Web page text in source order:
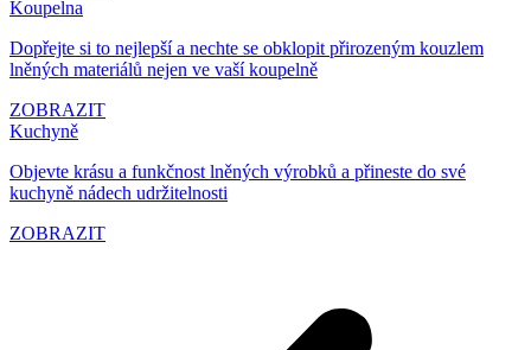
Koupelna
Dopřejte si to nejlepší a nechte se obklopit přirozeným kouzlem
lněných materiálů nejen ve vaší koupelně
ZOBRAZIT
Kuchyně
Objevte krásu a funkčnost lněných výrobků a přineste do své
kuchyně nádech udržitelnosti
ZOBRAZIT